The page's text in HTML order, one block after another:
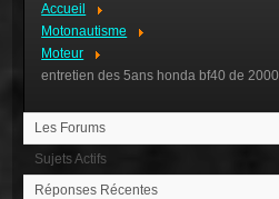
Accueil
Motonautisme
Moteur
entretien des 5ans honda bf40 de 2000
Les Forums
Sujets Actifs
Réponses Récentes